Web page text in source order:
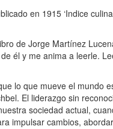
en 1915 ‘Indice
de Jorge Martínez
él y me anima a leerle.
lo que mueve el mundo
El liderazgo sin
sociedad actual,
impulsar cambios,